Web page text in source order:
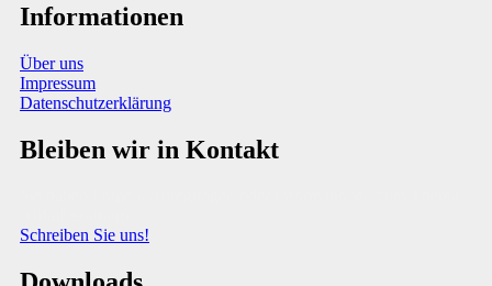
Informationen
Über uns
Impressum
Datenschutzerklärung
Bleiben wir in Kontakt
Schreiben Sie uns!